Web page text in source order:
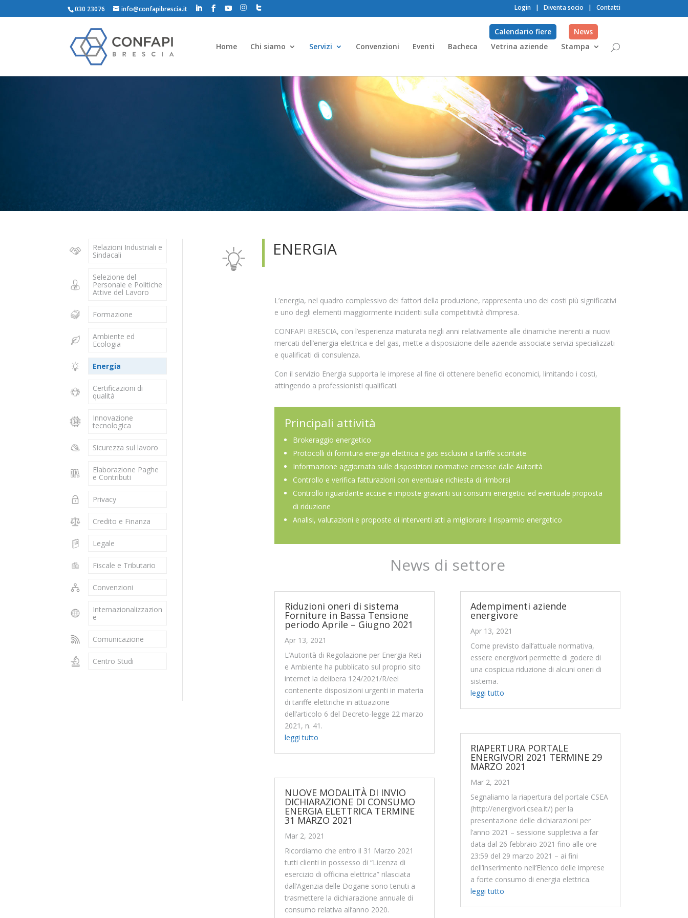
030 23076 info@confapibrescia.it Login | Diventa socio | Contatti
Home Chi siamo Servizi Convenzioni Eventi Bacheca Vetrina aziende Stampa
Calendario fiere News
Relazioni Industriali e
Sindacali
Selezione del
Personale e Politiche
Attive del Lavoro
Formazione
Ambiente ed
Ecologia
Energia
Certificazioni di
qualità
Innovazione
tecnologica
Sicurezza sul lavoro
Elaborazione Paghe
e Contributi
Privacy
Credito e Finanza
Legale
Fiscale e Tributario
Convenzioni
Internazionalizzazion
e
Comunicazione
Centro Studi
ENERGIA
L’energia, nel quadro complessivo dei fattori della produzione, rappresenta uno dei costi più significativi
e uno degli elementi maggiormente incidenti sulla competitività d’impresa.
CONFAPI BRESCIA, con l’esperienza maturata negli anni relativamente alle dinamiche inerenti ai nuovi
mercati dell’energia elettrica e del gas, mette a disposizione delle aziende associate servizi specializzati
e qualificati di consulenza.
Con il servizio Energia supporta le imprese al fine di ottenere benefici economici, limitando i costi,
attingendo a professionisti qualificati.
Principali attività
Brokeraggio energetico
Protocolli di fornitura energia elettrica e gas esclusivi a tariffe scontate
Informazione aggiornata sulle disposizioni normative emesse dalle Autorità
Controllo e verifica fatturazioni con eventuale richiesta di rimborsi
Controllo riguardante accise e imposte gravanti sui consumi energetici ed eventuale proposta
di riduzione
Analisi, valutazioni e proposte di interventi atti a migliorare il risparmio energetico
News di settore
Riduzioni oneri di sistema
Forniture in Bassa Tensione
periodo Aprile – Giugno 2021
Apr 13, 2021
L’Autorità di Regolazione per Energia Reti
e Ambiente ha pubblicato sul proprio sito
internet la delibera 124/2021/R/eel
contenente disposizioni urgenti in materia
di tariffe elettriche in attuazione
dell’articolo 6 del Decreto-legge 22 marzo
2021, n. 41.
leggi tutto
NUOVE MODALITÀ DI INVIO
DICHIARAZIONE DI CONSUMO
ENERGIA ELETTRICA TERMINE
31 MARZO 2021
Mar 2, 2021
Ricordiamo che entro il 31 Marzo 2021
tutti clienti in possesso di “Licenza di
esercizio di officina elettrica” rilasciata
dall’Agenzia delle Dogane sono tenuti a
trasmettere la dichiarazione annuale di
consumo relativa all’anno 2020.
Adempimenti aziende
energivore
Apr 13, 2021
Come previsto dall’attuale normativa,
essere energivori permette di godere di
una cospicua riduzione di alcuni oneri di
sistema.
leggi tutto
RIAPERTURA PORTALE
ENERGIVORI 2021 TERMINE 29
MARZO 2021
Mar 2, 2021
Segnaliamo la riapertura del portale CSEA
(http://energivori.csea.it/) per la
presentazione delle dichiarazioni per
l’anno 2021 – sessione suppletiva a far
data dal 26 febbraio 2021 fino alle ore
23:59 del 29 marzo 2021 – ai fini
dell’inserimento nell’Elenco delle imprese
a forte consumo di energia elettrica.
leggi tutto